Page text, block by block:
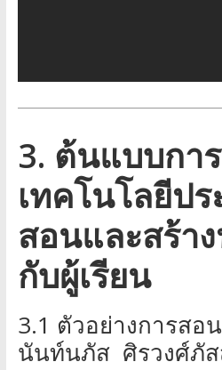
3. ต้นแบบกา
เทคโนโลยีป
สอนและสร้า
กับผู้เรียน
3.1 ตัวอย่างการสอ
นันท์นภัส ศิรวงศ์ภัส